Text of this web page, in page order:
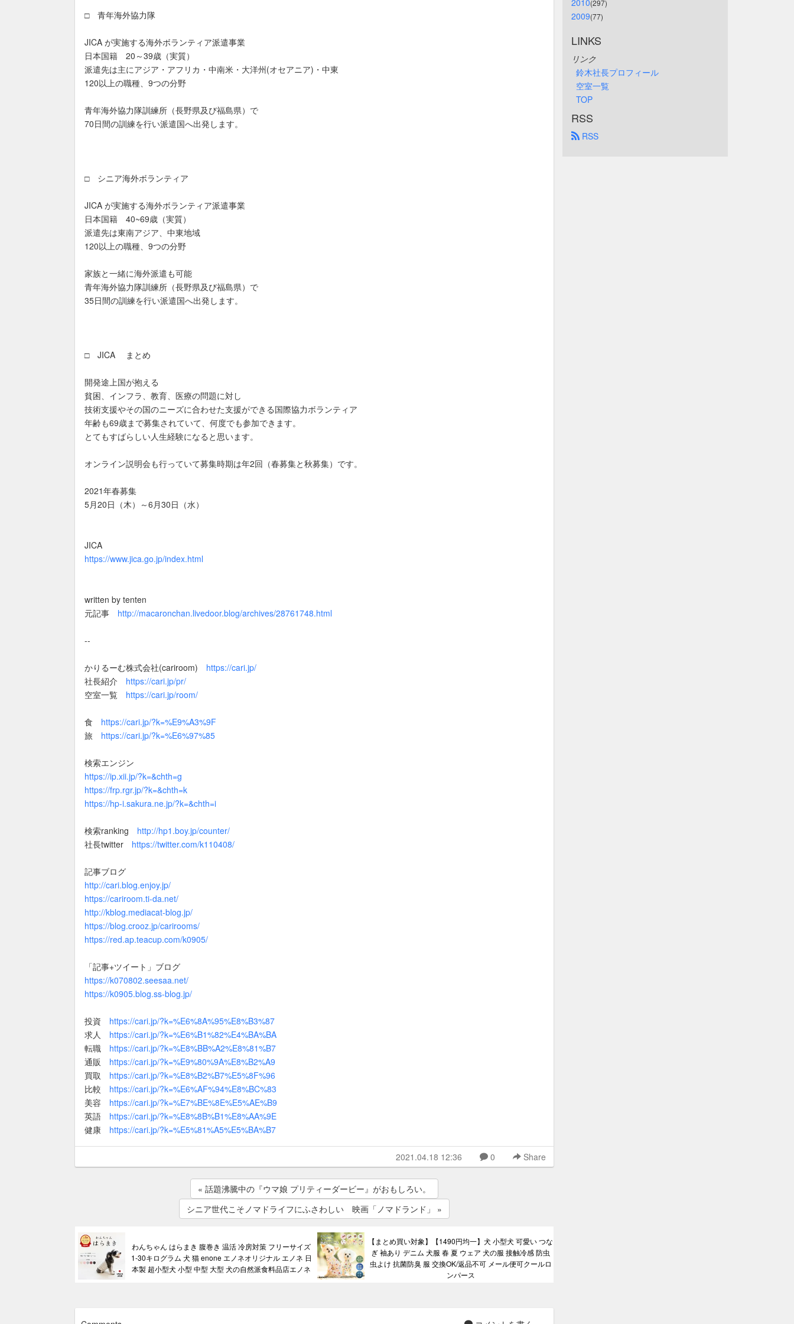
□ 青年海外協力隊
JICA が実施する海外ボランティア派遣事業
日本国籍 20～39歳（実質）
派遣先は主にアジア・アフリカ・中南米・大洋州(オセアニア)・中東
120以上の職種、9つの分野
青年海外協力隊訓練所（長野県及び福島県）で
70日間の訓練を行い派遣国へ出発します。
□ シニア海外ボランティア
JICA が実施する海外ボランティア派遣事業
日本国籍 40~69歳（実質）
派遣先は東南アジア、中東地域
120以上の職種、9つの分野
家族と一緒に海外派遣も可能
青年海外協力隊訓練所（長野県及び福島県）で
35日間の訓練を行い派遣国へ出発します。
□ JICA まとめ
開発途上国が抱える
貧困、インフラ、教育、医療の問題に対し
技術支援やその国のニーズに合わせた支援ができる国際協力ボランティア
年齢も69歳まで募集されていて、何度でも参加できます。
とてもすばらしい人生経験になると思います。
オンライン説明会も行っていて募集時期は年2回（春募集と秋募集）です。
2021年春募集
5月20日（木）～6月30日（水）
JICA
https://www.jica.go.jp/index.html
written by tenten
元記事 http://macaronchan.livedoor.blog/archives/28761748.html
--
かりるーむ株式会社(cariroom) https://cari.jp/
社長紹介 https://cari.jp/pr/
空室一覧 https://cari.jp/room/
食 https://cari.jp/?k=%E9%A3%9F
旅 https://cari.jp/?k=%E6%97%85
検索エンジン
https://ip.xii.jp/?k=&chth=g
https://frp.rgr.jp/?k=&chth=k
https://hp-i.sakura.ne.jp/?k=&chth=i
検索ranking http://hp1.boy.jp/counter/
社長twitter https://twitter.com/k110408/
記事ブログ
http://cari.blog.enjoy.jp/
https://cariroom.ti-da.net/
http://kblog.mediacat-blog.jp/
https://blog.crooz.jp/carirooms/
https://red.ap.teacup.com/k0905/
「記事+ツイート」ブログ
https://k070802.seesaa.net/
https://k0905.blog.ss-blog.jp/
投資 https://cari.jp/?k=%E6%8A%95%E8%B3%87
求人 https://cari.jp/?k=%E6%B1%82%E4%BA%BA
転職 https://cari.jp/?k=%E8%BB%A2%E8%81%B7
通販 https://cari.jp/?k=%E9%80%9A%E8%B2%A9
買取 https://cari.jp/?k=%E8%B2%B7%E5%8F%96
比較 https://cari.jp/?k=%E6%AF%94%E8%BC%83
美容 https://cari.jp/?k=%E7%BE%8E%E5%AE%B9
英語 https://cari.jp/?k=%E8%8B%B1%E8%AA%9E
健康 https://cari.jp/?k=%E5%81%A5%E5%BA%B7
2021.04.18 12:36 0 Share
« 話題沸騰中の『ウマ娘 プリティーダービー』がおもしろい。
シニア世代こそノマドライフにふさわしい 映画「ノマドランド」 »
わんちゃん はらまき 腹巻き 温活 冷房対策 フリーサイズ
1-30キログラム 犬 猫 enone エノネオリジナル エノネ 日
本製 超小型犬 小型 中型 大型 犬の自然派食料品店エノネ
【まとめ買い対象】【1490円均一】犬 小型犬 可愛い つな
ぎ 袖あり デニム 犬服 春 夏 ウェア 犬の服 接触冷感 防虫
虫よけ 抗菌防臭 服 交換OK/返品不可 メール便可クールロ
ンパース
2010(297)
2009(77)
LINKS
リンク
鈴木社長プロフィール
空室一覧
TOP
RSS
RSS